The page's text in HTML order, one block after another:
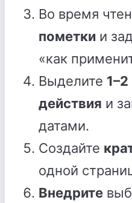
Во время
пометки и
«как
Выделите
действия и
датами.
Создайте
одной
Внедрите